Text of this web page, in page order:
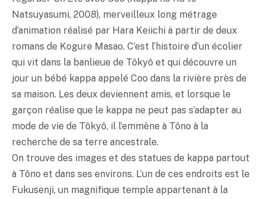
Natsuyasumi, 2008), merveilleux long métrage
d’animation réalisé par Hara Keiichi à partir de deux
romans de Kogure Masao. C’est l’histoire d’un écolier
qui vit dans la banlieue de Tôkyô et qui découvre un
jour un bébé kappa appelé Coo dans la rivière près de
sa maison. Les deux deviennent amis, et lorsque le
garçon réalise que le kappa ne peut pas s’adapter au
mode de vie de Tôkyô, il l’emmène à Tôno à la
recherche de sa terre ancestrale.
On trouve des images et des statues de kappa partout
à Tôno et dans ses environs. L’un de ces endroits est le
Fukusenji, un magnifique temple appartenant à la